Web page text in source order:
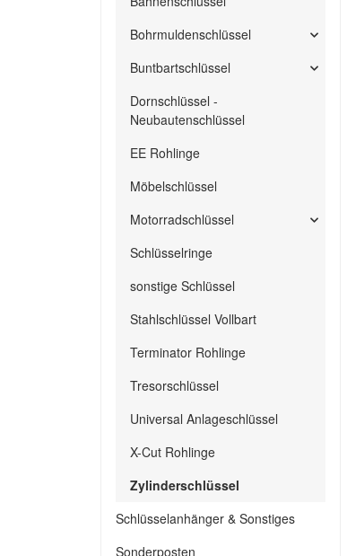
Bohrmuldenschlüssel
Buntbartschlüssel
Dornschlüssel -
Neubautenschlüssel
EE Rohlinge
Möbelschlüssel
Motorradschlüssel
Schlüsselringe
sonstige Schlüssel
Stahlschlüssel Vollbart
Terminator Rohlinge
Tresorschlüssel
Universal Anlageschlüssel
X-Cut Rohlinge
Zylinderschlüssel
Schlüsselanhänger & Sonstiges
Sonderposten